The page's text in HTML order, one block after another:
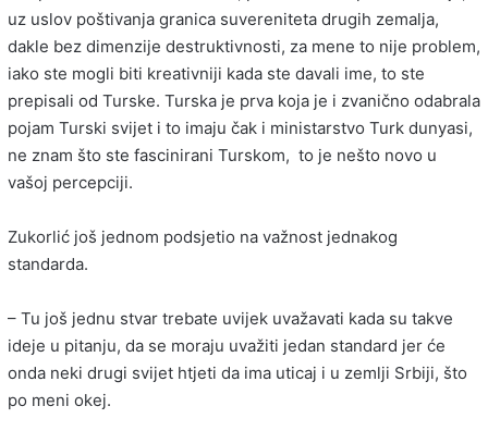
uz uslov poštivanja granica suvereniteta drugih zemalja,
dakle bez dimenzije destruktivnosti, za mene to nije problem,
iako ste mogli biti kreativniji kada ste davali ime, to ste
prepisali od Turske. Turska je prva koja je i zvanično odabrala
pojam Turski svijet i to imaju čak i ministarstvo Turk dunyasi,
ne znam što ste fascinirani Turskom, to je nešto novo u
vašoj percepciji.
Zukorlić još jednom podsjetio na važnost jednakog
standarda.
– Tu još jednu stvar trebate uvijek uvažavati kada su takve
ideje u pitanju, da se moraju uvažiti jedan standard jer će
onda neki drugi svijet htjeti da ima uticaj i u zemlji Srbiji, što
po meni okej.